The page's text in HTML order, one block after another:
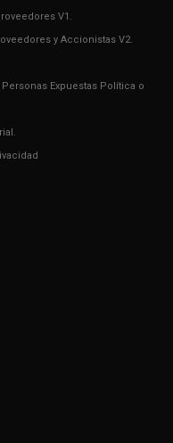
V1.
y Accionistas V2.
Expuestas Política o